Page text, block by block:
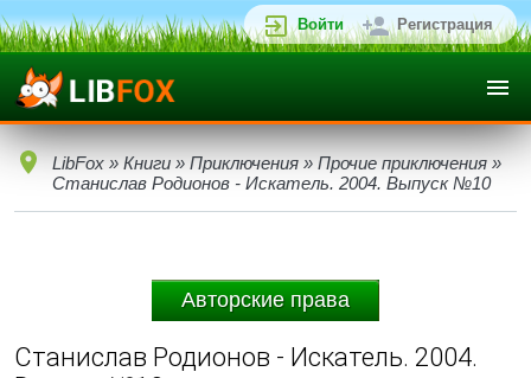
Войти Регистрация
LibFox » Книги » Приключения » Прочие приключения »
Станислав Родионов - Искатель. 2004. Выпуск №10
Авторские права
Станислав Родионов - Искатель. 2004.